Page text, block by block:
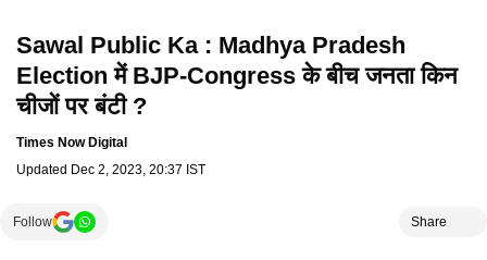
Playing in picture-in-picture
Sawal Public Ka : Madhya Pradesh
Election में BJP-Congress के बीच जनता किन
चीजों पर बंटी ?
Times Now Digital
Updated Dec 2, 2023, 20:37 IST
Follow Share